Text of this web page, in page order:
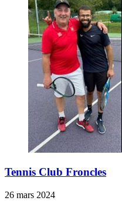
Tennis Club Froncles
26 mars 2024